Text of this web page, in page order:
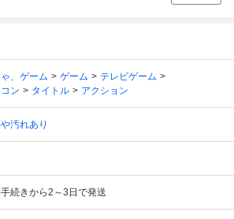
、ゲーム ゲーム
テレビゲーム
ン
タイトル アクション
汚れあり
続きから2～3日で発送